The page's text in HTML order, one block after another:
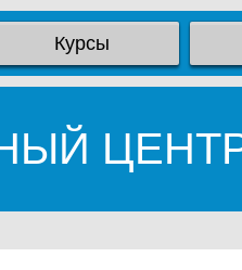
Курсы